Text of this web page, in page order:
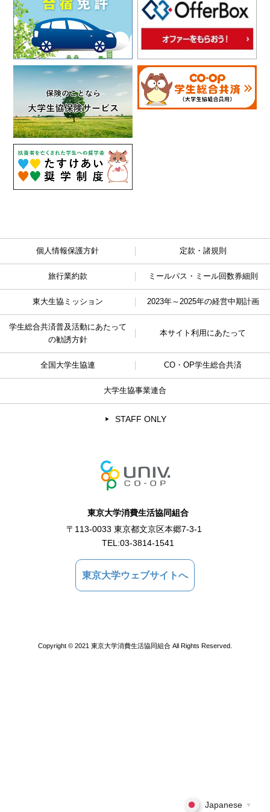
個人情報保護方針 定款・諸規則
旅行業約款 ミールパス・ミール回数券細則
東大生協ミッション 2023年～2025年の経営中期計画
学生総合共済普及活動にあたって
の勧誘方針
本サイト利用にあたって
全国大学生協連 CO・OP学生総合共済
大学生協事業連合
STAFF ONLY
東京大学消費生活協同組合
〒113-0033 東京都文京区本郷7-3-1
TEL:03-3814-1541
東京大学ウェブサイトへ
Copyright © 2021 東京大学消費生活協同組合 All Rights Reserved.
Japanese ▼